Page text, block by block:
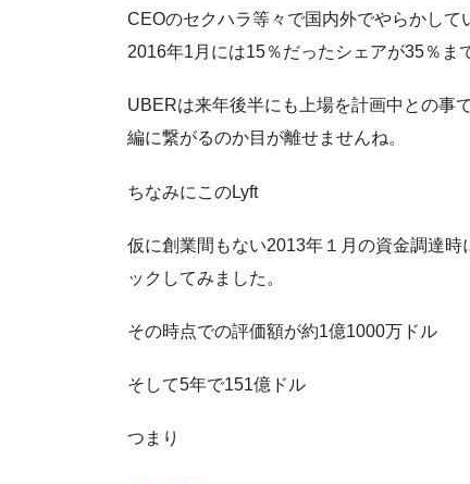
CEOのセクハラ等々で国内外でやらかして
2016年1月には15％だったシェアが35％ま
UBERは来年後半にも上場を計画中との事
編に繋がるのか目が離せませんね。
ちなみにこのLyft
仮に創業間もない2013年１月の資金調達
ックしてみました。
その時点での評価額が約1億1000万ドル
そして5年で151億ドル
つまり